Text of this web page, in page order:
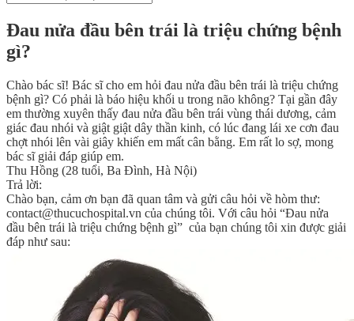
Đau nửa đầu bên trái là triệu chứng bệnh
gì?
Chào bác sĩ! Bác sĩ cho em hỏi đau nửa đầu bên trái là triệu chứng
bệnh gì? Có phải là báo hiệu khối u trong não không? Tại gần đây
em thường xuyên thấy đau nửa đầu bên trái vùng thái dương, cảm
giác đau nhói và giật giật dây thần kinh, có lúc đang lái xe cơn đau
chợt nhói lên vài giây khiến em mất cân bằng. Em rất lo sợ, mong
bác sĩ giải đáp giúp em.
Thu Hồng (28 tuổi, Ba Đình, Hà Nội)
Trả lời:
Chào bạn, cảm ơn bạn đã quan tâm và gửi câu hỏi về hòm thư:
contact@thucuchospital.vn của chúng tôi. Với câu hỏi “Đau nửa
đầu bên trái là triệu chứng bệnh gì” của bạn chúng tôi xin được giải
đáp như sau: